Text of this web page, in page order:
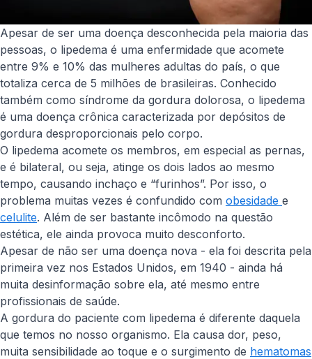
Apesar de ser uma doença desconhecida pela maioria das
pessoas, o lipedema é uma enfermidade que acomete
entre 9% e 10% das mulheres adultas do país, o que
totaliza cerca de 5 milhões de brasileiras. Conhecido
também como síndrome da gordura dolorosa, o lipedema
é uma doença crônica caracterizada por depósitos de
gordura desproporcionais pelo corpo.
O lipedema acomete os membros, em especial as pernas,
e é bilateral, ou seja, atinge os dois lados ao mesmo
tempo, causando inchaço e “furinhos”. Por isso, o
problema muitas vezes é confundido com obesidade e
celulite. Além de ser bastante incômodo na questão
estética, ele ainda provoca muito desconforto.
Apesar de não ser uma doença nova - ela foi descrita pela
primeira vez nos Estados Unidos, em 1940 - ainda há
muita desinformação sobre ela, até mesmo entre
profissionais de saúde.
A gordura do paciente com lipedema é diferente daquela
que temos no nosso organismo. Ela causa dor, peso,
muita sensibilidade ao toque e o surgimento de hematomas